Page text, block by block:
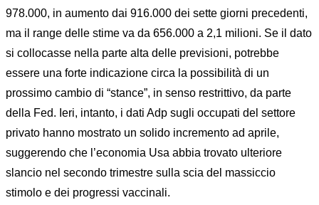
978.000, in aumento dai 916.000 dei sette giorni precedenti,
ma il range delle stime va da 656.000 a 2,1 milioni. Se il dato
si collocasse nella parte alta delle previsioni, potrebbe
essere una forte indicazione circa la possibilità di un
prossimo cambio di “stance”, in senso restrittivo, da parte
della Fed. Ieri, intanto, i dati Adp sugli occupati del settore
privato hanno mostrato un solido incremento ad aprile,
suggerendo che l’economia Usa abbia trovato ulteriore
slancio nel secondo trimestre sulla scia del massiccio
stimolo e dei progressi vaccinali.